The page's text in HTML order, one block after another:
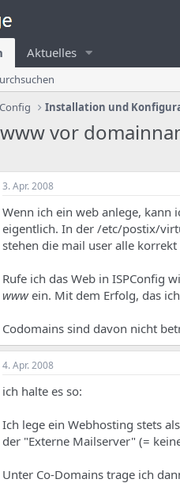
Aktuelles
Installation und
vor
3. Apr. 2008
Wenn ich ein web anlege, kann
eigentlich. In der /etc/postix/
stehen die mail user alle
Rufe ich das Web in ISPConfig
wwwein. Mit dem Erfolg, das
Codomains sind davon nicht
4. Apr. 2008
ich halte es so:
Ich lege ein Webhosting stets
der "Externe Mailserver" (=
Unter Co-Domains trage ich